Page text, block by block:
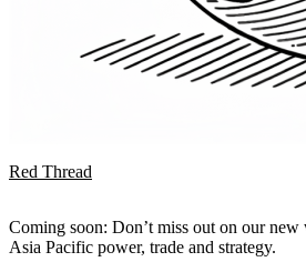
Red Thread
Coming soon: Don’t miss out on our
Asia Pacific power, trade and strategy.